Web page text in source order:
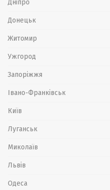
Дніпро
Донецьк
Житомир
Ужгород
Запоріжжя
Івано-Франківськ
Київ
Луганськ
Миколаїв
Львів
Одеса